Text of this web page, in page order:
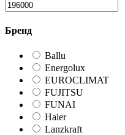
Бренд
Ballu
Energolux
EUROCLIMAT
FUJITSU
FUNAI
Haier
Lanzkraft